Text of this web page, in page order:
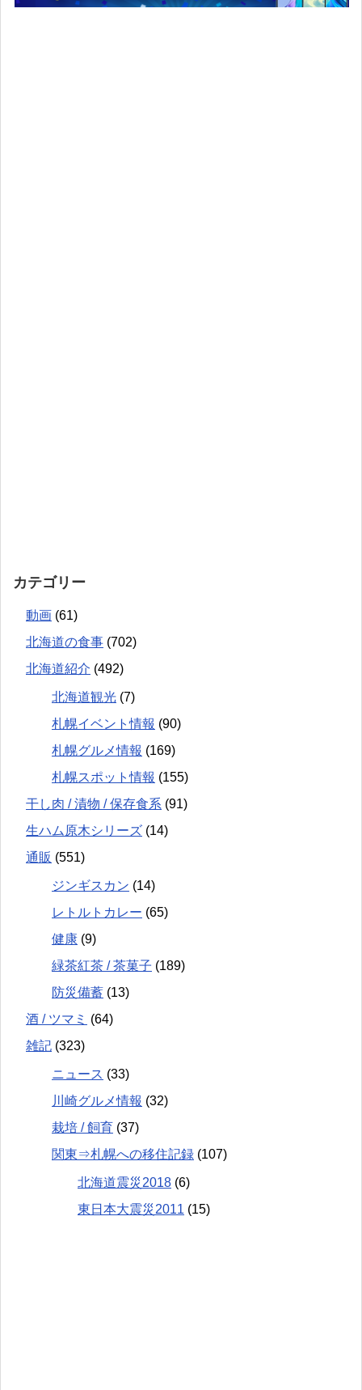
カテゴリー
動画 (61)
北海道の食事 (702)
北海道紹介 (492)
北海道観光 (7)
札幌イベント情報 (90)
札幌グルメ情報 (169)
札幌スポット情報 (155)
干し肉 / 漬物 / 保存食系 (91)
生ハム原木シリーズ (14)
通販 (551)
ジンギスカン (14)
レトルトカレー (65)
健康 (9)
緑茶紅茶 / 茶菓子 (189)
防災備蓄 (13)
酒 / ツマミ (64)
雑記 (323)
ニュース (33)
川崎グルメ情報 (32)
栽培 / 飼育 (37)
関東⇒札幌への移住記録 (107)
北海道震災2018 (6)
東日本大震災2011 (15)